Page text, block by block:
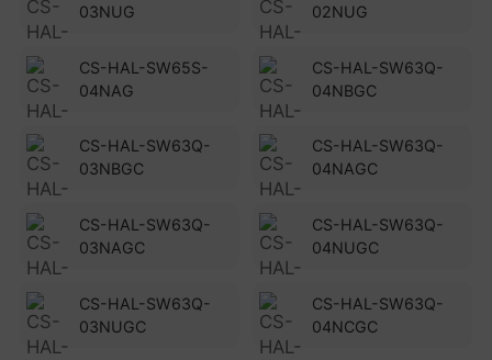
03NUG
02NUG
CS-HAL-SW65S-
04NAG
CS-HAL-SW63Q-
04NBGC
CS-HAL-SW63Q-
03NBGC
CS-HAL-SW63Q-
04NAGC
CS-HAL-SW63Q-
03NAGC
CS-HAL-SW63Q-
04NUGC
CS-HAL-SW63Q-
03NUGC
CS-HAL-SW63Q-
04NCGC